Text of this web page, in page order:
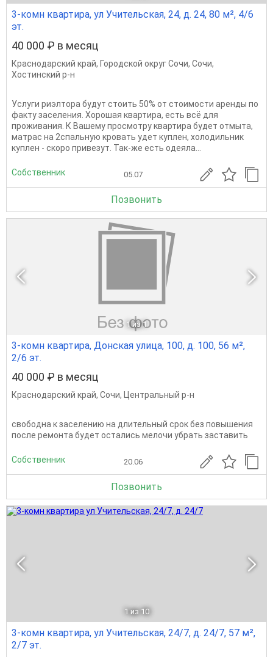
3-комн квартира, ул Учительская, 24, д. 24, 80 м², 4/6
эт.
40 000 ₽ в месяц
Краснодарский край, Городской округ Сочи, Сочи,
Хостинский р-н
Услуги риэлтора будут стоить 50% от стоимости аренды по
факту заселения. Хорошая квартира, есть всё для
проживания. К Вашему просмотру квартира будет отмыта,
матрас на 2спальную кровать удет куплен, холодильник
куплен - скоро привезут. Так-же есть одеяла...
Собственник 05.07
Позвонить
1 из 1
3-комн квартира, Донская улица, 100, д. 100, 56 м²,
2/6 эт.
40 000 ₽ в месяц
Краснодарский край, Сочи, Центральный р-н
свободна к заселению на длительный срок без повышения
после ремонта будет остались мелочи убрать заставить
Собственник 20.06
Позвонить
1 из 10
3-комн квартира, ул Учительская, 24/7, д. 24/7, 57 м²,
2/7 эт.